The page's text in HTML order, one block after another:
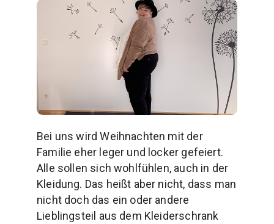
Bei uns wird Weihnachten mit der
Familie eher leger und locker gefeiert.
Alle sollen sich wohlfühlen, auch in der
Kleidung. Das heißt aber nicht, dass man
nicht doch das ein oder andere
Lieblingsteil aus dem Kleiderschrank